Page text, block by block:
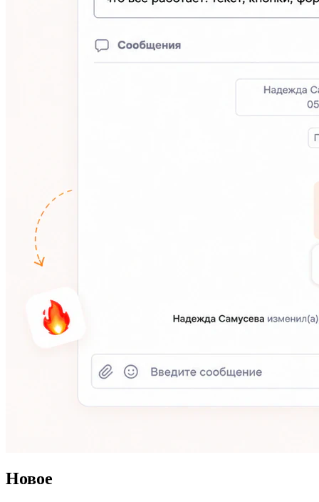
Новое